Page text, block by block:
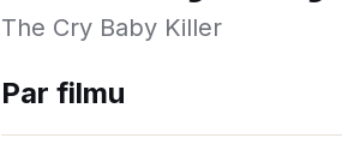
The Cry Baby Killer
Par filmu